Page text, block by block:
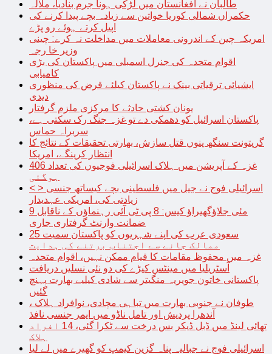
طالبان نے افغانستان میں لڑکی ہونا جرم بنادیا، ملالہ
حکمراں شمالی کوریا خواتین سے زیادہ بچے پیدا کرنے کی
اپیل کرتے ہوئے رو پڑے
امریکہ چین کے اندرونی معاملات میں مداخلت نہ کرے: چینی
وزیر خا رجہ
اقوام متحدہ کی جنرل اسمبلی میں پاکستان کی بڑی
کامیابی
ایشیائی ترقیاتی بینک نے پاکستان کیلئے قرض کی منظوری
دیدی
یونان کشتی حادثے کا مرکزی ملزم گرفتار
پاکستان اسرائیل کو دھمکی دے تو غزہ جنگ رک سکتی ہے،
سربراہ حماس
گرپتونت سنگھ پنوں قتل سازش، بھارتی تحقیقات کے نتائج کا
انتظار کرینگے، امریکا
غزہ کے آپریشن میں ہلاک اسرائیلی فوجیوں کی تعداد 406
ہوگئی
< > اسرائیلی فوج نے جیل میں فلسطینی بچے کیساتھ جنسی
زیادتی کی، امریکی عہدیدار
9 مئی جلاؤگھیراؤ کیس: 8 پی ٹی آئی رہنماؤں کے ناقابل
ضمانت وارنٹ گرفتاری جاری
سعودی عرب کی اپنے شہریوں کو پاکستان سمیت 25
ممالک جانے سے اجتناب برتنے کی ہدایت
غزہ میں محفوظ مقامات کا قیام ممکن نہیں، اقوام متحدہ
آسٹریلیا میں مینٹس کیڑے کی دو نئی نسلیں دریافت
پاکستانی خاتون جویریہ منگیتر سے شادی کیلیے بھارت پہنچ
گئیں
طوفان نے جنوبی بھارت میں تباہی مچادی، نوافراد ہلاک ،
آندھرا پردیش اور تامل ناڈو میں ایمر جنسی نافذ
تھائی لینڈ میں ڈبل ڈیکر بس درخت سے ٹکرا گئی، 14 افراد
ہلاک
اسرائیلی فوج نے جبالیہ پناہ گزین کیمپ کو گھیرے میں لے لیا